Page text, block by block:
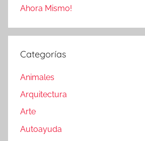
Ahora Mismo!
Categorías
Animales
Arquitectura
Arte
Autoayuda